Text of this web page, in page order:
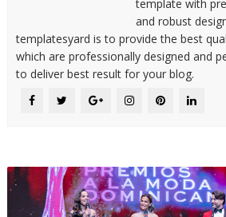
template with
and robust
templatesyard is to provide the best
which are professionally designed and
to deliver best result for your blog.